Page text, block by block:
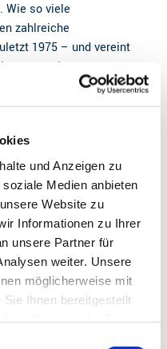
und Anzeigen zu
Medien anbieten
Website zu
Informationen zu Ihrer
unsere Partner für
weiter. Unsere
möglicherweise mit
Ihnen bereitgestellt
Wie so viele
zahlreiche
1975 – und vereint
aus ganz
bis 18 Uhr